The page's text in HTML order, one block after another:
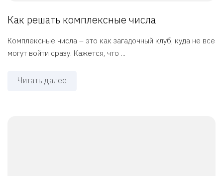
Как решать комплексные числа
Комплексные числа – это как загадочный клуб, куда не все
могут войти сразу. Кажется, что ...
Читать далее